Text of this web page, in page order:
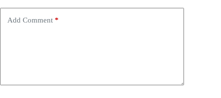
Add Comment *